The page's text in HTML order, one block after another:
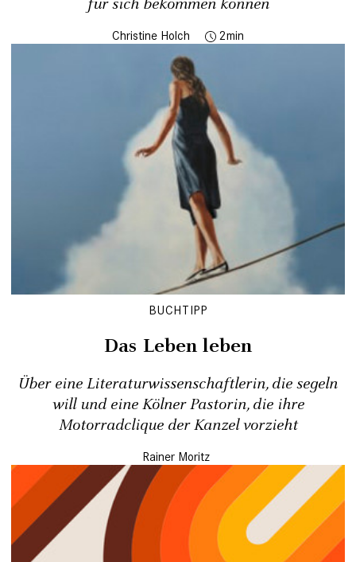
für sich bekommen können
Christine Holch 2
BUCHTIPP
Das Leben leben
Über eine Literaturwissenschaftlerin, die segeln
will und eine Kölner Pastorin, die ihre
Motorradclique der Kanzel vorzieht
Rainer Moritz